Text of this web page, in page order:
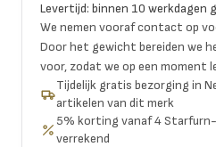
Levertijd: binnen 10 werkdagen
We nemen vooraf contact op
Door het gewicht bereiden we
voor, zodat we op een moment
Tijdelijk gratis bezorging in
artikelen van dit merk
5% korting vanaf 4
verrekend